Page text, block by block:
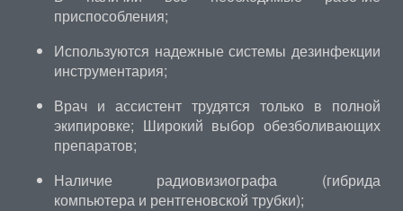
приспособления;
Используются надежные системы дезинфекции
инструментария;
Врач и ассистент трудятся только в полной
экипировке; Широкий выбор обезболивающих
препаратов;
Наличие радиовизиографа (гибрида
компьютера и рентгеновской трубки);